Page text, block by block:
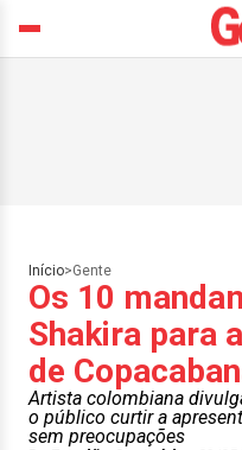
Início>Gente
Os 10
Shakira para
de
Artista colombiana
o público curtir a
sem preocupações